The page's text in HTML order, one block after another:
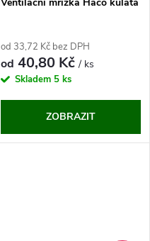
od 33,72 Kč bez DPH
od 40,80 Kč/ ks
Skladem 5 ks
ZOBRAZIT